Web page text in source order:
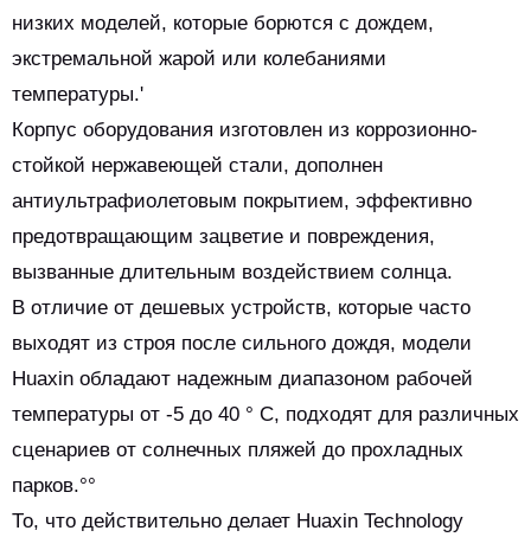
низких моделей, которые борются с дождем,
экстремальной жарой или колебаниями
температуры.'
Корпус оборудования изготовлен из коррозионно-
стойкой нержавеющей стали, дополнен
антиультрафиолетовым покрытием, эффективно
предотвращающим зацветие и повреждения,
вызванные длительным воздействием солнца.
В отличие от дешевых устройств, которые часто
выходят из строя после сильного дождя, модели
Huaxin обладают надежным диапазоном рабочей
температуры от -5 до 40 ° C, подходят для различных
сценариев от солнечных пляжей до прохладных
парков.°°
То, что действительно делает Huaxin Technology